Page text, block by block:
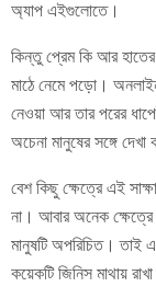
অ্যাপ এইগুলোতে।
কিন্তু প্রেম কি আর
মাঠে নেমে পড়ো।
নেওয়া আর তার পরের
অচেনা মানুষের সঙ্গে দেখা
বেশ কিছু ক্ষেত্রে এই
না। আবার অনেক ক্ষেত্রে
মানুষটি অপরিচিত। তাই
কয়েকটি জিনিস মাথায়